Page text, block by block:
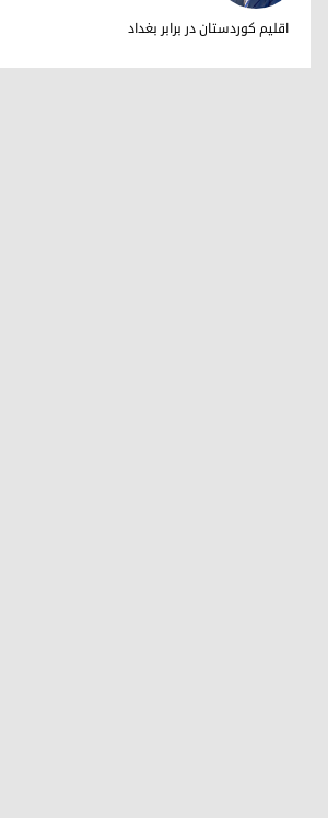
دکتر ابراهیم خالد
اقلیم کوردستان در برابر بغداد